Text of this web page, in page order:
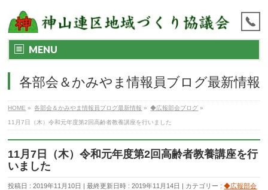
MENU
各部会＆かみやま情報員ブログ最新情報
HOME » 各部会＆かみやま情報員ブログ最新情報 » ◆広報部会ブログ »
11月7日（木）令和元年度第2回高齢者教養講座を行いました
11月7日（木）令和元年度第2回高齢者教養講座を行
いました
投稿日 : 2019年11月10日 最終更新日時 : 2019年11月14日 カテゴリー :◆広報部会